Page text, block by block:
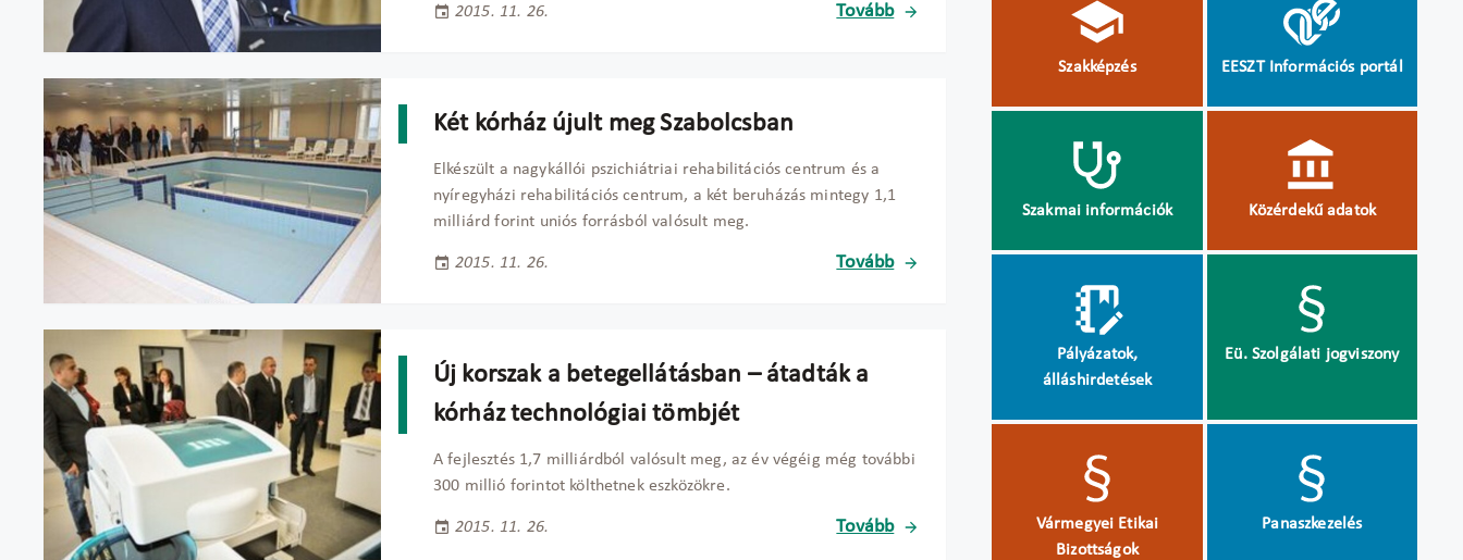
2015. 11. 26. Tovább
Két kórház újult meg Szabolcsban
Elkészült a nagykállói pszichiátriai rehabilitációs centrum és a
nyíregyházi rehabilitációs centrum, a két beruházás mintegy 1,1
milliárd forint uniós forrásból valósult meg.
2015. 11. 26. Tovább
Új korszak a betegellátásban – átadták a
kórház technológiai tömbjét
A fejlesztés 1,7 milliárdból valósult meg, az év végéig még további
300 millió forintot költhetnek eszközökre.
2015. 11. 26. Tovább
Szakképzés EESZT Információs portál
Szakmai információk Közérdekű adatok
Pályázatok,
álláshirdetések
Eü. Szolgálati jogviszony
Vármegyei Etikai
Bizottságok
Panaszkezelés